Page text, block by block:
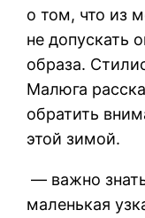
о том, что из
не допускать
образа.
Малюга
обратить
этой зимой.
— важно
маленькая